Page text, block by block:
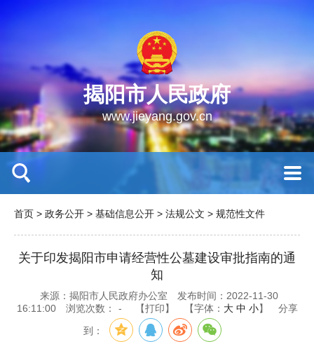
揭阳市人民政府
www.jieyang.gov.cn
首页 > 政务公开 > 基础信息公开 > 法规公文 > 规范性文件
关于印发揭阳市申请经营性公墓建设审批指南的通
知
来源：揭阳市人民政府办公室
发布时间：2022-11-30
16:11:00
浏览次数： - 【打印】 【字体： 大 中 小】 分享
到：